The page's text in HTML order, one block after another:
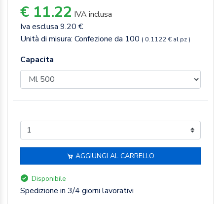
€ 11.22 IVA inclusa
Iva esclusa 9.20 €
Unità di misura: Confezione da 100 ( 0.1122 € al pz )
Capacita
AGGIUNGI AL CARRELLO
Disponibile
Spedizione in 3/4 giorni lavorativi